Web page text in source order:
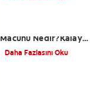
Macunu Nedir?Kalay
Florürlü Diş Macunu
Daha Fazlasını Oku